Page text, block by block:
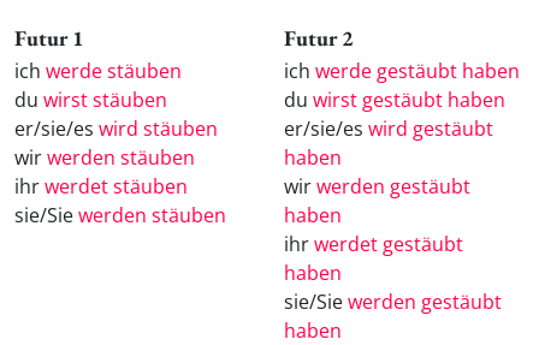
Futur 1
ich werde stäuben
du wirst stäuben
er/sie/es wird stäuben
wirwerden stäuben
ihrwerdet stäuben
sie/Siewerden stäuben
Futur 2
ich werde gestäubt haben
du wirst gestäubt haben
er/sie/es wird gestäubt
haben
wirwerden gestäubt
haben
ihrwerdet gestäubt
haben
sie/Siewerden gestäubt
haben